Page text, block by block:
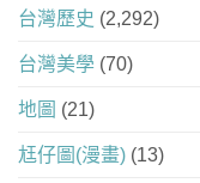
台灣歷史 (2,292)
台灣美學 (70)
地圖 (21)
尪仔圖(漫畫) (13)